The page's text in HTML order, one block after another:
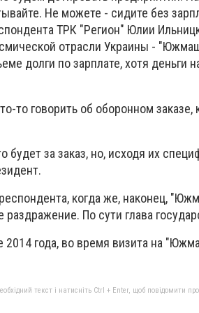
Не можете - сидите без
ТРК "Регион" Юлии
отрасли Украины -
долги по зарплате, хотя деньги
то говорить об оборонном
будет за заказ, но, исходя их
когда же, наконец,
По сути глава
года, во время визита на
текст і натисніть Ctrl + Enter, щоб повідомити